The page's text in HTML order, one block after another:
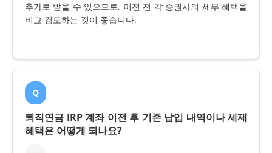
추가로 받을 수 있으므로, 이전 전 각 증권사의 세부 혜택을
비교 검토하는 것이 좋습니다.
Q
퇴직연금 IRP 계좌 이전 후 기존 납입 내역이나 세제
혜택은 어떻게 되나요?